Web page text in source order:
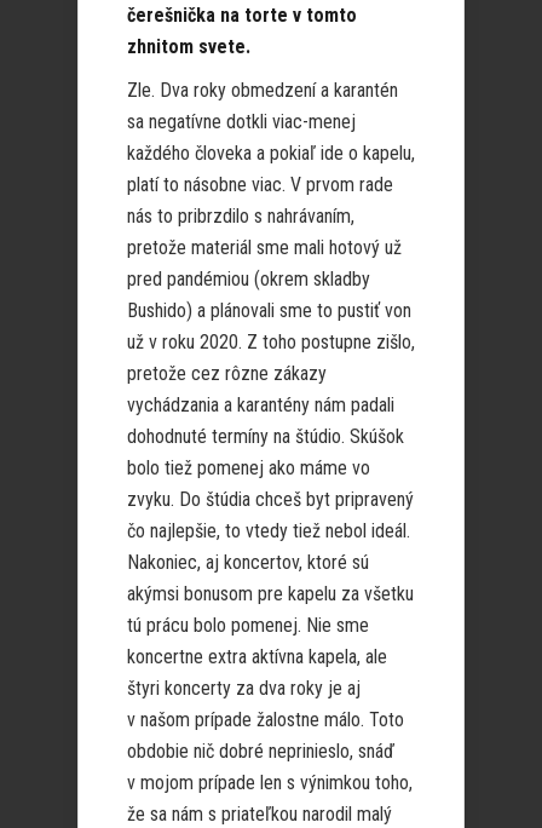
čerešnička na torte v tomto
zhnitom svete.
Zle. Dva roky obmedzení a karantén
sa negatívne dotkli viac-menej
každého človeka a pokiaľ ide o kapelu,
platí to násobne viac. V prvom rade
nás to pribrzdilo s nahrávaním,
pretože materiál sme mali hotový už
pred pandémiou (okrem skladby
Bushido) a plánovali sme to pustiť von
už v roku 2020. Z toho postupne zišlo,
pretože cez rôzne zákazy
vychádzania a karantény nám padali
dohodnuté termíny na štúdio. Skúšok
bolo tiež pomenej ako máme vo
zvyku. Do štúdia chceš byt pripravený
čo najlepšie, to vtedy tiež nebol ideál.
Nakoniec, aj koncertov, ktoré sú
akýmsi bonusom pre kapelu za všetku
tú prácu bolo pomenej. Nie sme
koncertne extra aktívna kapela, ale
štyri koncerty za dva roky je aj
v našom prípade žalostne málo. Toto
obdobie nič dobré neprinieslo, snáď
v mojom prípade len s výnimkou toho,
že sa nám s priateľkou narodil malý